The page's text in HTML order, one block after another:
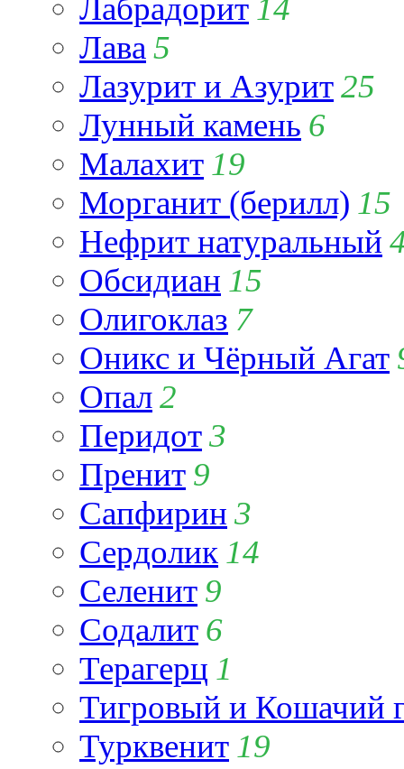
Лабрадорит 14
Лава5
Лазурит и Азурит25
Лунный камень 6
Малахит 19
Морганит (берилл) 15
Нефрит натуральный
Обсидиан 15
Олигоклаз 7
Оникс и Чёрный Агат
Опал2
Перидот3
Пренит 9
Сапфирин 3
Сердолик 14
Селенит 9
Содалит 6
Терагерц 1
Тигровый и Кошачий
Турквенит 19